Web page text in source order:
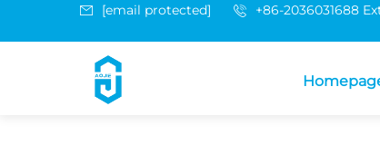
[email protected] +86-2036031688